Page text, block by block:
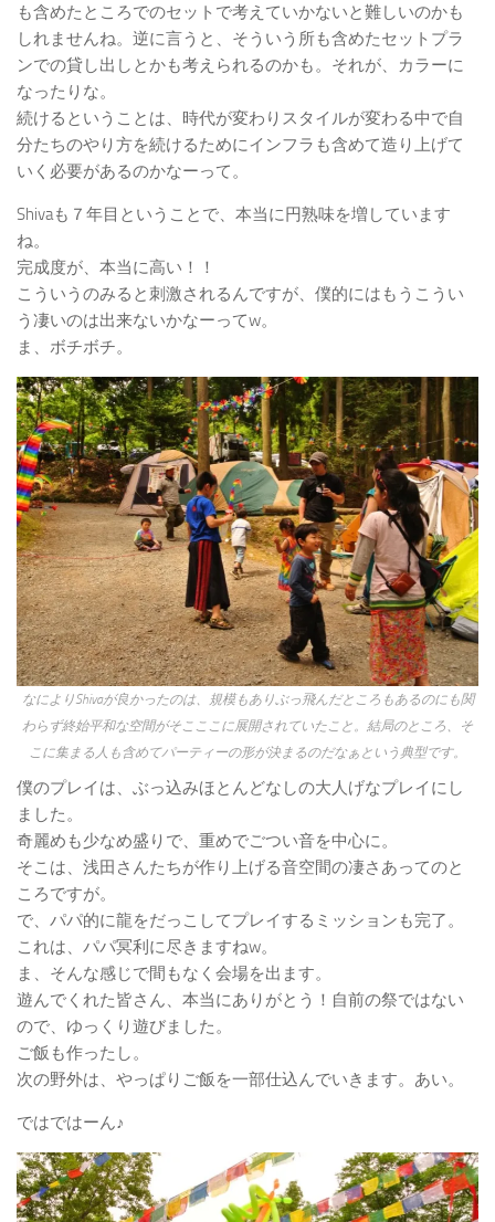
も含めたところでのセットで考えていかないと難しいのかも
しれませんね。逆に言うと、そういう所も含めたセットプラ
ンでの貸し出しとかも考えられるのかも。それが、カラーに
なったりな。
続けるということは、時代が変わりスタイルが変わる中で自
分たちのやり方を続けるためにインフラも含めて造り上げて
いく必要があるのかなーって。
Shivaも７年目ということで、本当に円熟味を増しています
ね。
完成度が、本当に高い！！
こういうのみると刺激されるんですが、僕的にはもうこうい
う凄いのは出来ないかなーってw。
ま、ボチボチ。
なによりShivaが良かったのは、規模もありぶっ飛んだところもあるのにも関
わらず終始平和な空間がそこここに展開されていたこと。結局のところ、そ
こに集まる人も含めてパーティーの形が決まるのだなぁという典型です。
僕のプレイは、ぶっ込みほとんどなしの大人げなプレイにし
ました。
奇麗めも少なめ盛りで、重めでごつい音を中心に。
そこは、浅田さんたちが作り上げる音空間の凄さあってのと
ころですが。
で、パパ的に龍をだっこしてプレイするミッションも完了。
これは、パパ冥利に尽きますねw。
ま、そんな感じで間もなく会場を出ます。
遊んでくれた皆さん、本当にありがとう！自前の祭ではない
ので、ゆっくり遊びました。
ご飯も作ったし。
次の野外は、やっぱりご飯を一部仕込んでいきます。あい。
ではではーん♪